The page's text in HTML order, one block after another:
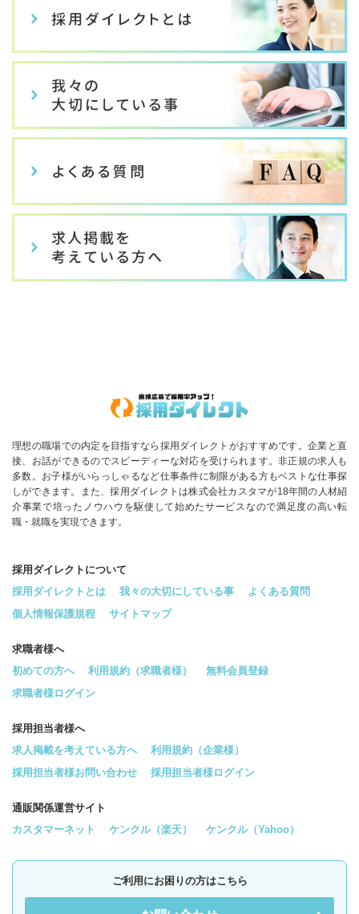
理想の職場での内定を目指すなら採用ダイレクトがおすすめです。企業と直
接、お話ができるのでスピーディーな対応を受けられます。非正規の求人も
多数。お子様がいらっしゃるなど仕事条件に制限がある方もベストな仕事探
しができます。また、採用ダイレクトは株式会社カスタマが18年間の人材紹
介事業で培ったノウハウを駆使して始めたサービスなので満足度の高い転
職・就職を実現できます。
採用ダイレクトについて
採用ダイレクトとは
我々の大切にしている事
よくある質問
個人情報保護規程
サイトマップ
求職者様へ
初めての方へ
利用規約（求職者様）
無料会員登録
求職者様ログイン
採用担当者様へ
求人掲載を考えている方へ
利用規約（企業様）
採用担当者様お問い合わせ
採用担当者様ログイン
通販関係運営サイト
カスタマーネット
ケンクル（楽天） ケンクル（Yahoo）
ご利用にお困りの方はこちら